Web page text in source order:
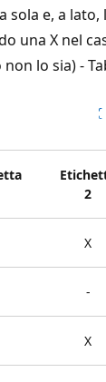
sola e, a
una X nel
lo sia) -
2
X
-
X